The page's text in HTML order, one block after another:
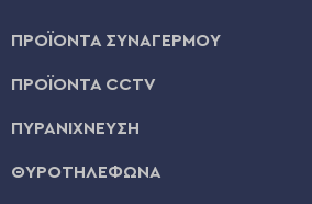
ΠΡΟΪΟΝΤΑ ΣΥΝΑΓΕΡΜΟΥ
ΠΡΟΪΟΝΤΑ CCTV
ΠΥΡΑΝΙΧΝΕΥΣΗ
ΘΥΡΟΤΗΛΕΦΩΝΑ